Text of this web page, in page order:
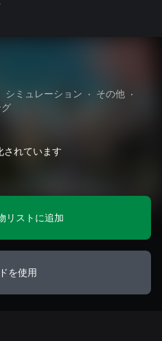
シミュレーション • その他
•
されています
リストに追加
を使用